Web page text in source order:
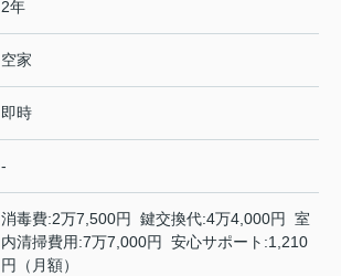
2年
空家
即時
-
消毒費:2万7,500円 鍵交換代:4万4,000円 室
内清掃費用:7万7,000円 安心サポート:1,210
円（月額）